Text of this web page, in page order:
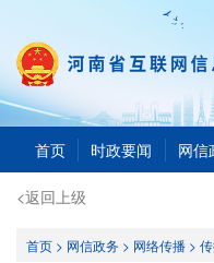
首页 时政要闻 网信
<返回上级
首页> 网信政务> 网络传播>